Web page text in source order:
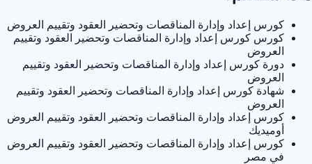
كورس إعداد وإدارة المناقصات وتحضير العقود وتقييم العروض
كورس كورس إعداد وإدارة المناقصات وتحضير العقود وتقييم
العروض
دورة كورس إعداد وإدارة المناقصات وتحضير العقود وتقييم
العروض
شهادة كورس إعداد وإدارة المناقصات وتحضير العقود وتقييم
العروض
كورس إعداد وإدارة المناقصات وتحضير العقود وتقييم العروض
أوميديك
كورس إعداد وإدارة المناقصات وتحضير العقود وتقييم العروض
في مصر